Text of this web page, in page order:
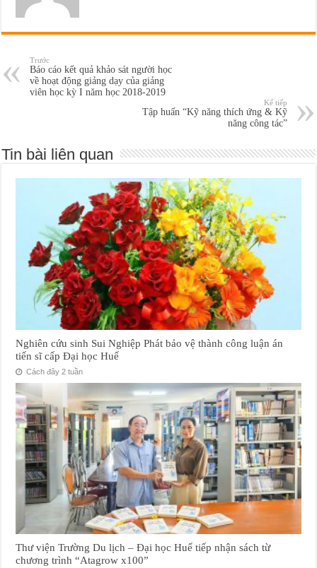
Trước
Báo cáo kết quả khảo sát người học
về hoạt động giảng dạy của giảng
viên học kỳ I năm học 2018-2019
Kế tiếp
Tập huấn “Kỹ năng thích ứng & Kỹ
năng công tác”
Tin bài liên quan
Nghiên cứu sinh Sui Nghiệp Phát bảo vệ thành công luận án
tiến sĩ cấp Đại học Huế
Cách đây 2 tuần
Thư viện Trường Du lịch – Đại học Huế tiếp nhận sách từ
chương trình “Atagrow x100”